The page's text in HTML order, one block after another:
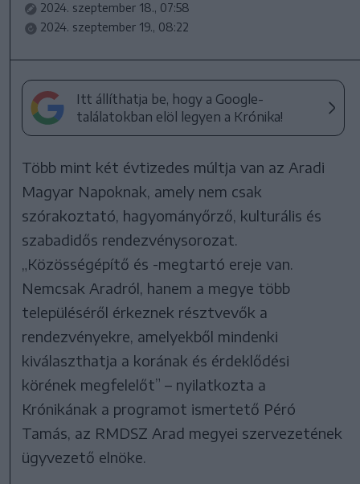
2024. szeptember 18., 07:58
2024. szeptember 19., 08:22
Itt állíthatja be, hogy a Google-
találatokban elöl legyen a Krónika!
Több mint két évtizedes múltja van az Aradi
Magyar Napoknak, amely nem csak
szórakoztató, hagyományőrző, kulturális és
szabadidős rendezvénysorozat.
„Közösségépítő és -megtartó ereje van.
Nemcsak Aradról, hanem a megye több
településéről érkeznek résztvevők a
rendezvényekre, amelyekből mindenki
kiválaszthatja a korának és érdeklődési
körének megfelelőt” – nyilatkozta a
Krónikának a programot ismertető Péró
Tamás, az RMDSZ Arad megyei szervezetének
ügyvezető elnöke.